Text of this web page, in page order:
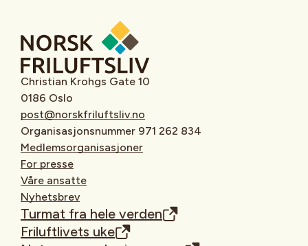
Christian Krohgs Gate 10
0186 Oslo
post@norskfriluftsliv.no
Organisasjonsnummer 971 262 834
Medlemsorganisasjoner
For presse
Våre ansatte
Nyhetsbrev
Turmat fra hele verden
Friluftlivets uke